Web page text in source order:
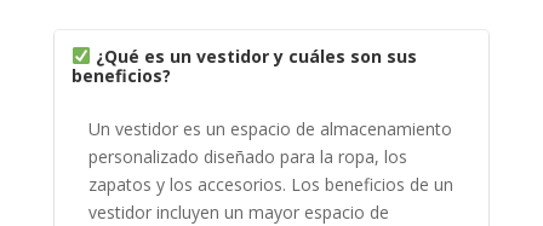
¿Qué es un vestidor y cuáles son sus
beneficios?
Un vestidor es un espacio de almacenamiento
personalizado diseñado para la ropa, los
zapatos y los accesorios. Los beneficios de un
vestidor incluyen un mayor espacio de